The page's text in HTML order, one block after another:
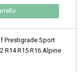
Prestigrade Sport
R14 R15 R16 Alpine